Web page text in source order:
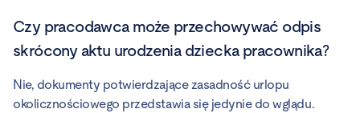
Czy pracodawca może przechowywać odpis
skrócony aktu urodzenia dziecka pracownika?
Nie, dokumenty potwierdzające zasadność urlopu
okolicznościowego przedstawia się jedynie do wglądu.